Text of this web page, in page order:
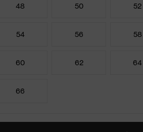
48 50 52
54 56 58
60 62 64
66